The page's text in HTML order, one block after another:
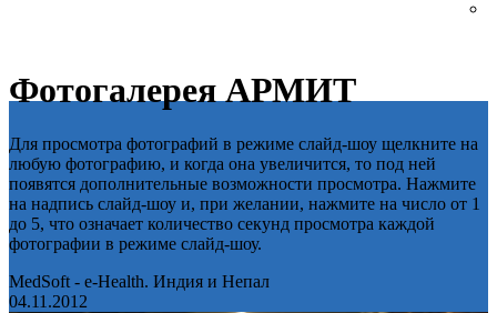
Фотогалерея АРМИТ
Для просмотра фотографий в режиме слайд-шоу щелкните на
любую фотографию, и когда она увеличится, то под ней
появятся дополнительные возможности просмотра. Нажмите
на надпись слайд-шоу и, при желании, нажмите на число от 1
до 5, что означает количество секунд просмотра каждой
фотографии в режиме слайд-шоу.
MedSoft - e-Health. Индия и Непал
04.11.2012